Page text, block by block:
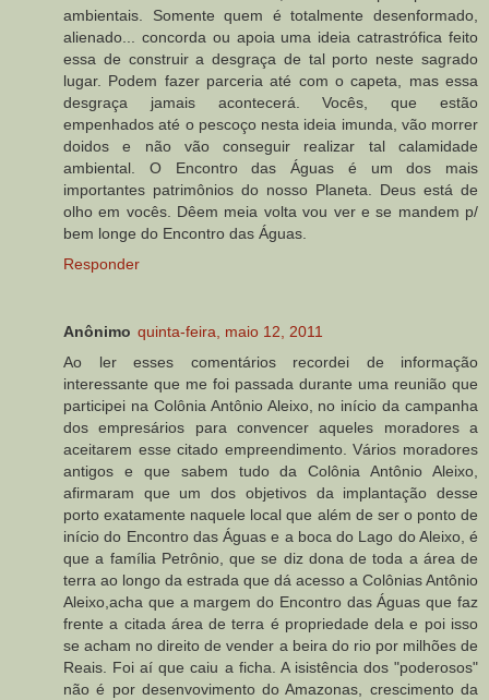
ambientais. Somente quem é totalmente desenformado,
alienado... concorda ou apoia uma ideia catrastrófica feito
essa de construir a desgraça de tal porto neste sagrado
lugar. Podem fazer parceria até com o capeta, mas essa
desgraça jamais acontecerá. Vocês, que estão
empenhados até o pescoço nesta ideia imunda, vão morrer
doidos e não vão conseguir realizar tal calamidade
ambiental. O Encontro das Águas é um dos mais
importantes patrimônios do nosso Planeta. Deus está de
olho em vocês. Dêem meia volta vou ver e se mandem p/
bem longe do Encontro das Águas.
Responder
Anônimo quinta-feira, maio 12, 2011
Ao ler esses comentários recordei de informação
interessante que me foi passada durante uma reunião que
participei na Colônia Antônio Aleixo, no início da campanha
dos empresários para convencer aqueles moradores a
aceitarem esse citado empreendimento. Vários moradores
antigos e que sabem tudo da Colônia Antônio Aleixo,
afirmaram que um dos objetivos da implantação desse
porto exatamente naquele local que além de ser o ponto de
início do Encontro das Águas e a boca do Lago do Aleixo, é
que a família Petrônio, que se diz dona de toda a área de
terra ao longo da estrada que dá acesso a Colônias Antônio
Aleixo,acha que a margem do Encontro das Águas que faz
frente a citada área de terra é propriedade dela e poi isso
se acham no direito de vender a beira do rio por milhões de
Reais. Foi aí que caiu a ficha. A isistência dos "poderosos"
não é por desenvovimento do Amazonas, crescimento da